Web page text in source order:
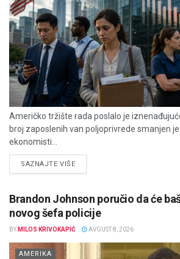
Američko tržište rada poslalo je
broj zaposlenih van poljoprivrede smanjen
ekonomisti...
SAZNAJTE VIŠEDETAILS
Brandon Johnson poručio da će
novog šefa policije
BY MILOS KRIVOKAPIĆ AVGUST 8, 2026
AMERIKA